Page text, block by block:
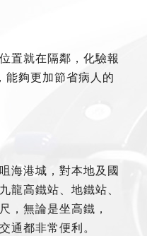
置就在隔鄰，化驗報
能夠更加節省病人的
海港城，對本地及國
龍高鐵站、地鐵站、
，無論是坐高鐵，
通都非常便利。